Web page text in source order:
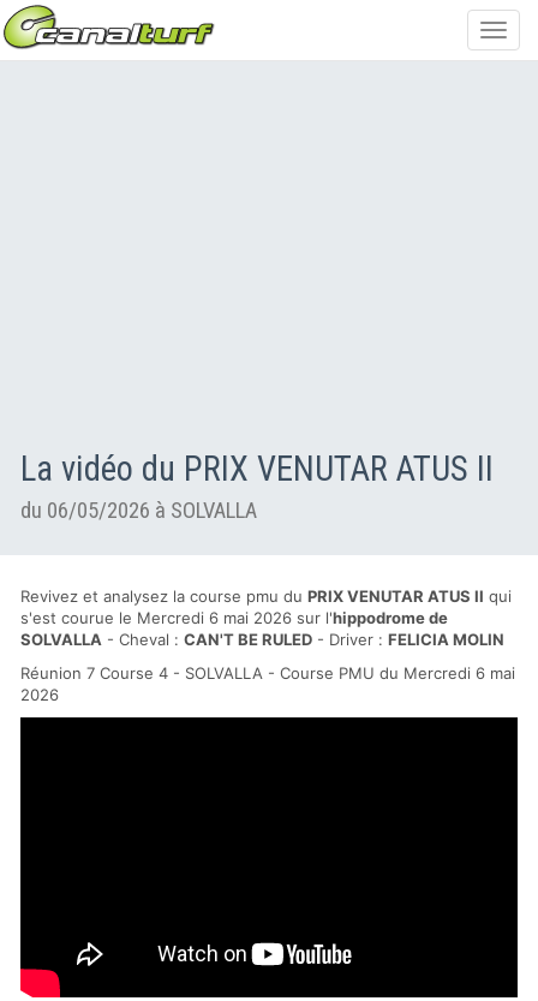
La vidéo du PRIX VENUTAR ATUS II
du 06/05/2026 à SOLVALLA
Revivez et analysez la course pmu du PRIX VENUTAR ATUS II qui
s'est courue le Mercredi 6 mai 2026 sur l'hippodrome de
SOLVALLA - Cheval : CAN'T BE RULED - Driver : FELICIA MOLIN
Réunion 7 Course 4 - SOLVALLA - Course PMU du Mercredi 6 mai
2026